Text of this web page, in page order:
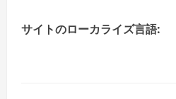
サイトのローカライズ言語: